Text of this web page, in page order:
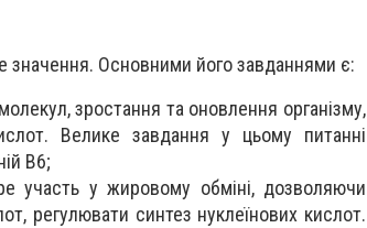
значення. Основними його завданнями є:
зростання та оновлення організму,
Велике завдання у цьому питанні
В6;
участь у жировому обміні, дозволяючи
регулювати синтез нуклеїнових кислот.